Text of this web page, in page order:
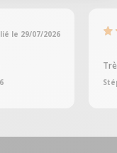
le 29/07/2026